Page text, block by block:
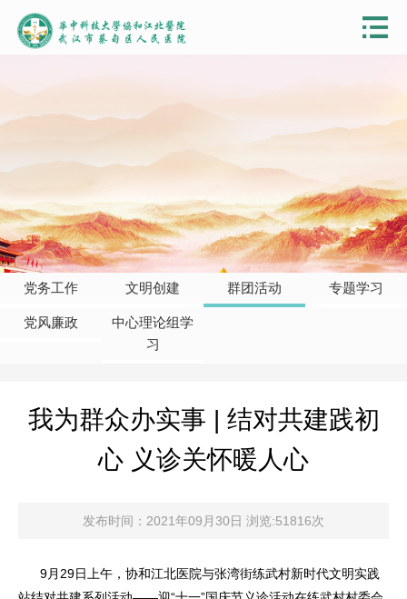
党务工作 文明创建 群团活动 专题学习
党风廉政
中心理论组学
习
我为群众办实事 | 结对共建践初
心 义诊关怀暖人心
发布时间：2021年09月30日 浏览:51816次
9月29日上午，协和江北医院与张湾街练武村新时代文明实践